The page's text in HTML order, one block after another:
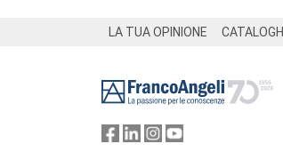
LA TUA OPINIONE CATALOGHI